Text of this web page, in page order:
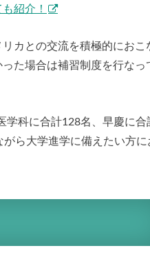
紹介！
カとの交流を積極的におこ
た場合は補習制度を行なっ
学科に合計128名、早慶に合
ら大学進学に備えたい方に